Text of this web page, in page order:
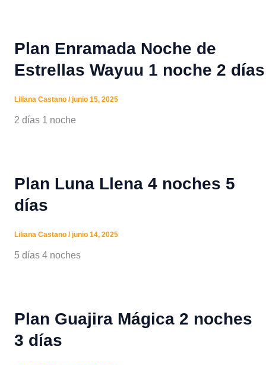
Plan Enramada Noche de
Estrellas Wayuu 1 noche 2 días
Liliana Castano /junio 15, 2025
2 días 1 noche
Plan Luna Llena 4 noches 5
días
Liliana Castano /junio 14, 2025
5 días 4 noches
Plan Guajira Mágica 2 noches
3 días